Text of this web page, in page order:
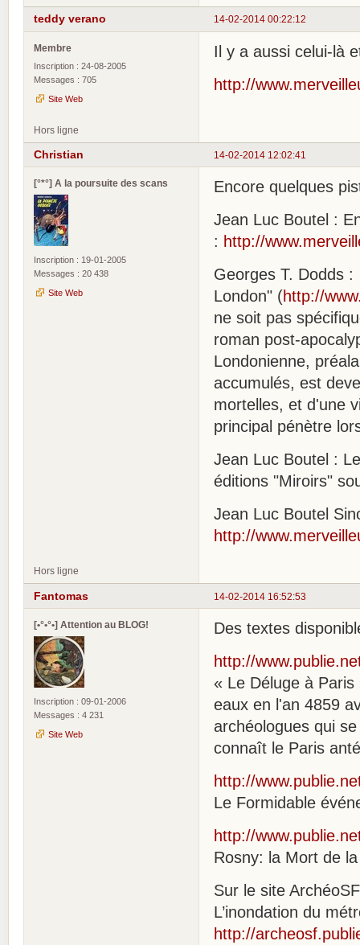
14-02-2014 00:22:12
teddy verano
Membre
Inscription : 24-08-2005
Messages : 705
Site Web
Il y a aussi celui-là
http://
Hors ligne
14-02-2014 12:02:41
Christian
[°*°] A la poursuite des scans
Inscription : 19-01-2005
Messages : 20 438
Site Web
Encore quelques
Jean Luc Boutel :
: http://
Georges T. Dodds
London" (http://
ne soit pas
roman post-
Londonienne,
accumulés, est
mortelles, et d'une
principal pénètre
Jean Luc Boutel :
éditions "Miroirs"
Jean Luc Boutel
http://
Hors ligne
14-02-2014 16:52:53
Fantomas
[•°•°•] Attention au BLOG!
Inscription : 09-01-2006
Messages : 4 231
Site Web
Des textes
http://
« Le Déluge à
eaux en l'an 4859
archéologues qui
connaît le Paris
http://
Le Formidable
http://
Rosny: la Mort de
Sur le site
L’inondation du
http://